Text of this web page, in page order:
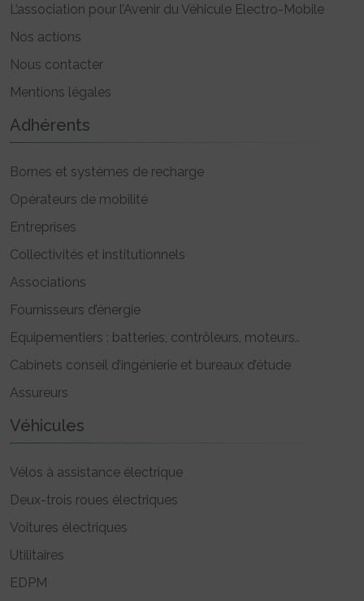
L’association pour l’Avenir du Véhicule Electro-Mobile
Nos actions
Nous contacter
Mentions légales
Adhérents
Bornes et systèmes de recharge
Opérateurs de mobilité
Entreprises
Collectivités et institutionnels
Associations
Fournisseurs d’énergie
Equipementiers : batteries, contrôleurs, moteurs..
Cabinets conseil d’ingénierie et bureaux d’étude
Assureurs
Véhicules
Vélos à assistance électrique
Deux-trois roues électriques
Voitures électriques
Utilitaires
EDPM